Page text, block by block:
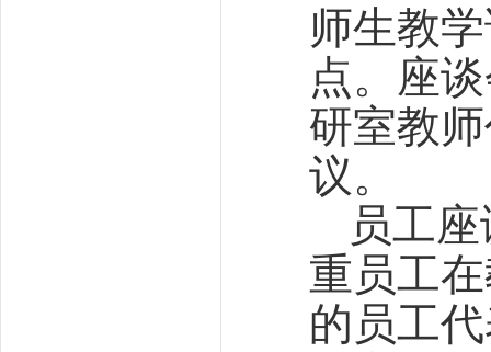
师生教
点。座
研室教
议。
员工
重员工
的员工